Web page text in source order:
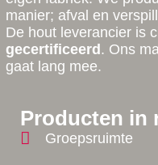
Producten in
Groepsruimte
manier; afval en
De hout leverancier is
gecertificeerd . Ons
gaat lang mee.